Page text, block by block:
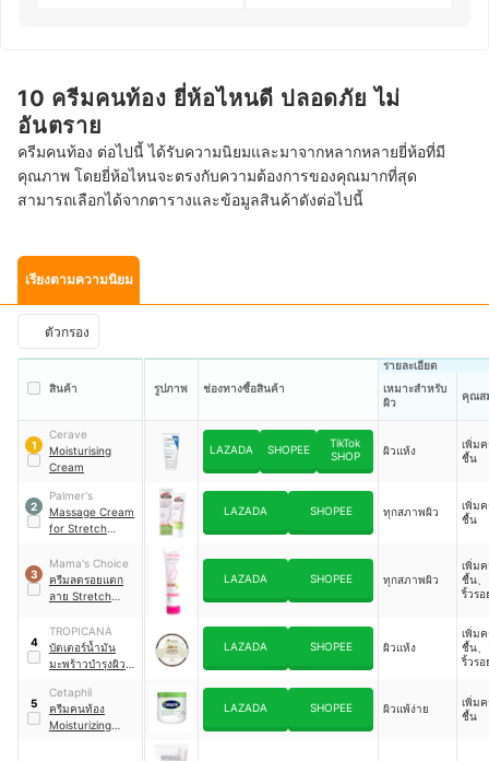
10 ครีมคนท้อง ยี่ห้อไหนดี ปลอดภัย ไม่
อันตราย
ครีมคนท้อง ต่อไปนี้ ได้รับความนิยมและมาจากหลากหลายยี่ห้อที่มี
คุณภาพ โดยยี่ห้อไหนจะตรงกับความต้องการของคุณมากที่สุด
สามารถเลือกได้จากตารางและข้อมูลสินค้าดังต่อไปนี้
เรียงตามความนิยม
ตัวกรอง
สินค้า รูปภาพ ช่องทางซื้อสินค้า
รายละเอียด
เหมาะสำหรับ
ผิว
คุณส
1
Cerave
Moisturising
Cream
LAZADA SHOPEE
TikTok
SHOP
ผิวแห้ง
เพิ่ม
ชื้น
2
Palmer's
Massage Cream
for Stretch
LAZADA SHOPEE ทุกสภาพผิว
เพิ่ม
ชื้น
3
Mama's Choice
ครีมลดรอยแตก
ลาย Stretch
LAZADA SHOPEE ทุกสภาพผิว
เพิ่ม
ชื้น、
ริ้วรอ
4
TROPICANA
บัตเตอร์น้ำมัน
มะพร้าวบำรุงผิว
LAZADA SHOPEE ผิวแห้ง
เพิ่ม
ชื้น、
ริ้วรอ
5
Cetaphil
ครีมคนท้อง
Moisturizing
LAZADA SHOPEE ผิวแพ้ง่าย
เพิ่ม
ชื้น